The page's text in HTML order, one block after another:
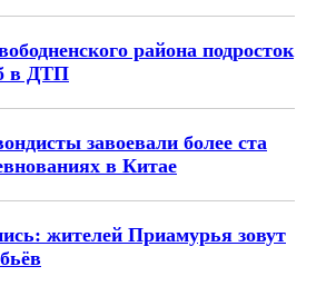
района подросток
в ДТП
завоевали более ста
в Китае
жителей Приамурья зовут